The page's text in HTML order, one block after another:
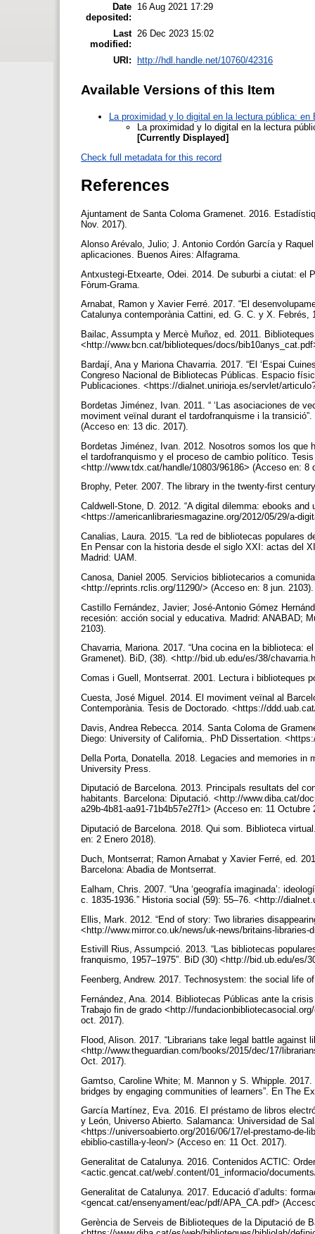
Date
deposited:
16 Aug 2021 17:29
Last
modified:
26 Dec 2023 15:02
URI: http://hdl.handle.net/10760/42316
Available Versions of this Item
La proximidad y lo digital en la lectura pública:
La proximidad y lo digital en la lectura
[Currently Displayed]
Check full metadata for this record
References
Ajuntament de Santa Coloma Gramenet. 2016.
Nov. 2017).
Alonso Arévalo, Julio; J. Antonio Cordón García y
aplicaciones. Buenos Aires: Alfagrama.
Antxustegi-Etxearte, Odei. 2014. De suburbi a ciutat: el
Fòrum-Grama.
Arnabat, Ramon y Xavier Ferré. 2017. “El
Catalunya contemporània Cattini, ed. G. C. y X.
Bailac, Assumpta y Mercè Muñoz, ed. 2011.
<http://www.bcn.cat/biblioteques/docs/
Bardají, Ana y Mariona Chavarria. 2017. “El ‘Espai
Congreso Nacional de Bibliotecas Públicas. Espacio
Publicaciones. <https://dialnet.unirioja.es/servlet/
Bordetas Jiménez, Ivan. 2011. “ ‘Las asociaciones de
moviment veïnal durant el tardofranquisme i la
(Acceso en: 13 dic. 2017).
Bordetas Jiménez, Ivan. 2012. Nosotros somos los que
el tardofranquismo y el proceso de cambio político.
<http://www.tdx.cat/handle/10803/96186> (Acceso en: 8
Brophy, Peter. 2007. The library in the twenty-first
Caldwell-Stone, D. 2012. “A digital dilemma: ebooks and
<https://americanlibrariesmagazine.org/2012/05/29/a-
Canalias, Laura. 2015. “La red de bibliotecas populares
En Pensar con la historia desde el siglo XXI: actas del
Madrid: UAM.
Canosa, Daniel 2005. Servicios bibliotecarios a
<http://eprints.rclis.org/11290/> (Acceso en: 8 jun.
Castillo Fernández, Javier; José-Antonio Gómez
recesión: acción social y educativa. Madrid: ANABAD;
2103).
Chavarria, Mariona. 2017. “Una cocina en la biblioteca:
Gramenet). BiD, (38). <http://bid.ub.edu/es/38/
Comas i Guell, Montserrat. 2001. Lectura i biblioteques
Cuesta, José Miguel. 2014. El moviment veïnal al
Contemporània. Tesis de Doctorado. <https://
Davis, Andrea Rebecca. 2014. Santa Coloma de
Diego: University of California,. PhD Dissertation.
Della Porta, Donatella. 2018. Legacies and memories
University Press.
Diputació de Barcelona. 2013. Principals resultats del
habitants. Barcelona: Diputació. <http://www.diba.cat/
a29b-4b81-aa91-71b4b57e27f1> (Acceso en: 11 Octubre
Diputació de Barcelona. 2018. Qui som. Biblioteca
en: 2 Enero 2018).
Duch, Montserrat; Ramon Arnabat y Xavier Ferré, ed.
Barcelona: Abadia de Montserrat.
Ealham, Chris. 2007. “Una ‘geografía imaginada’:
c. 1835-1936.” Historia social (59): 55–76. <http://
Ellis, Mark. 2012. “End of story: Two libraries
<http://www.mirror.co.uk/news/uk-news/britains-
Estivill Rius, Assumpció. 2013. “Las bibliotecas
franquismo, 1957–1975”. BiD (30) <http://bid.ub.edu/
Feenberg, Andrew. 2017. Technosystem: the social life
Fernández, Ana. 2014. Bibliotecas Públicas ante la
Trabajo fin de grado <http://
oct. 2017).
Flood, Alison. 2017. “Librarians take legal battle against
<http://www.theguardian.com/books/2015/dec/17/
Oct. 2017).
Gamtso, Caroline White; M. Mannon y S. Whipple.
bridges by engaging communities of learners”. En The
García Martínez, Eva. 2016. El préstamo de libros
y León, Universo Abierto. Salamanca: Universidad de
<https://universoabierto.org/2016/06/17/el-prestamo-de-
ebiblio-castilla-y-leon/> (Acceso en: 11 Oct. 2017).
Generalitat de Catalunya. 2016. Contenidos ACTIC:
<actic.gencat.cat/web/.content/01_informacio/
Generalitat de Catalunya. 2017. Educació d’adults:
<gencat.cat/ensenyament/eac/pdf/APA_CA.pdf>
Gerència de Serveis de Biblioteques de la Diputació de